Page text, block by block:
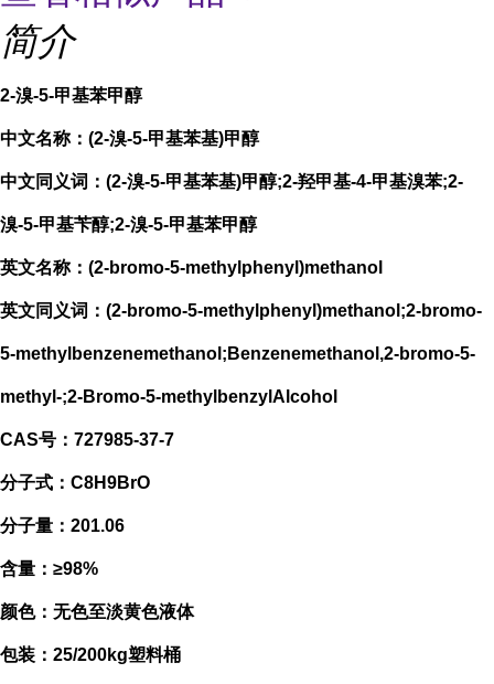
简介
2-溴-5-甲基苯甲醇
中文名称：(2-溴-5-甲基苯基)甲醇
中文同义词：(2-溴-5-甲基苯基)甲醇;2-羟甲基-4-甲基溴苯;2-
溴-5-甲基苄醇;2-溴-5-甲基苯甲醇
英文名称：(2-bromo-5-methylphenyl)methanol
英文同义词：(2-bromo-5-methylphenyl)methanol;2-bromo-
5-methylbenzenemethanol;Benzenemethanol,2-bromo-5-
methyl-;2-Bromo-5-methylbenzylAlcohol
CAS号：727985-37-7
分子式：C8H9BrO
分子量：201.06
含量：≥98%
颜色：无色至淡黄色液体
包装：25/200kg塑料桶